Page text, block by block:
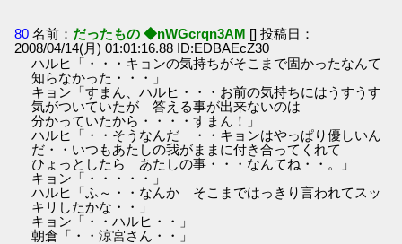
80 名前： だったもの ◆nWGcrqn3AM [] 投稿日：
2008/04/14(月) 01:01:16.88 ID:EDBAEcZ30
ハルヒ「・・・キョンの気持ちがそこまで固かったなんて
知らなかった・・・」
キョン「すまん、ハルヒ・・・お前の気持ちにはうすうす
気がついていたが 答える事が出来ないのは
分かっていたから・・・・すまん！」
ハルヒ「・・そうなんだ ・・キョンはやっぱり優しいん
だ・・いつもあたしの我がままに付き合ってくれて
ひょっとしたら あたしの事・・・なんてね・・。」
キョン「・・・・・」
ハルヒ「ふ～・・なんか そこまではっきり言われてスッ
キリしたかな・・」
キョン「・・ハルヒ・・」
朝倉「・・涼宮さん・・」